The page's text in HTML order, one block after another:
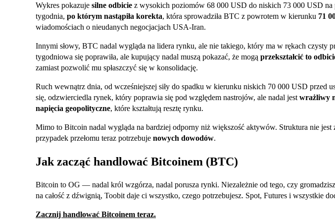
Wykres pokazuje silne odbicie z wysokich poziomów 68 000 USD do niskich 73 000 USD na
tygodnia, po którym nastąpiła korekta, która sprowadziła BTC z powrotem w kierunku 71
wiadomościach o nieudanych negocjacjach USA-Iran.
Innymi słowy, BTC nadal wygląda na lidera rynku, ale nie takiego, który ma w rękach czysty
tygodniowa się poprawiła, ale kupujący nadal muszą pokazać, że mogą przekształcić to
zamiast pozwolić mu spłaszczyć się w konsolidację.
Ruch wewnątrz dnia, od wcześniejszej siły do spadku w kierunku niskich 70 000 USD przed
się, odzwierciedla rynek, który poprawia się pod względem nastrojów, ale nadal jest wrażliwy
napięcia geopolityczne, które kształtują resztę rynku.
Mimo to Bitcoin nadal wygląda na bardziej odporny niż większość aktywów. Struktura nie jest
przypadek przełomu teraz potrzebuje nowych dowodów.
Jak zacząć handlować Bitcoinem (BTC)
Bitcoin to OG — nadal król wzgórza, nadal porusza rynki. Niezależnie od tego, czy
na całość z dźwignią, Toobit daje ci wszystko, czego potrzebujesz. Spot, Futures i wszystkie
Zacznij handlować Bitcoinem teraz.